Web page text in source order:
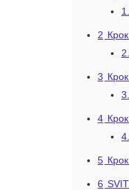
2
3
4
5
6